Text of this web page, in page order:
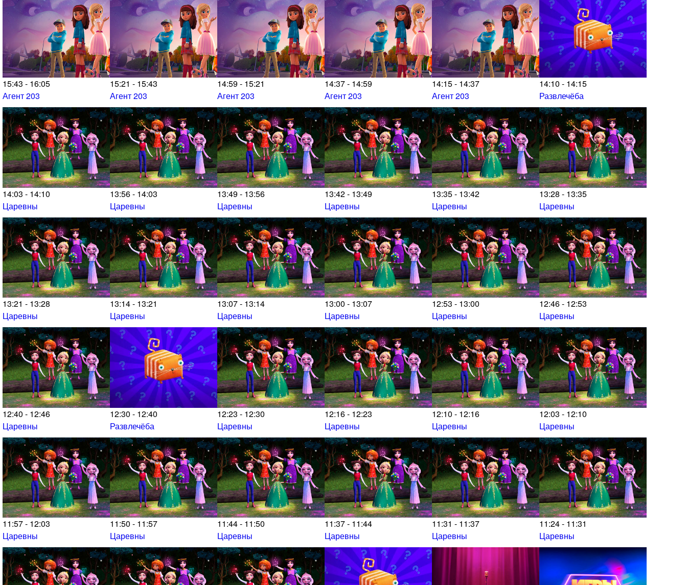
15:43 - 16:05
Агент 203
15:21 - 15:43
Агент 203
14:59 - 15:21
Агент 203
14:37 - 14:59
Агент 203
14:15 - 14:37
Агент 203
14:10 - 14:15
Развлечёба
14:03 - 14:10
Царевны
13:56 - 14:03
Царевны
13:49 - 13:56
Царевны
13:42 - 13:49
Царевны
13:35 - 13:42
Царевны
13:28 - 13:35
Царевны
13:21 - 13:28
Царевны
13:14 - 13:21
Царевны
13:07 - 13:14
Царевны
13:00 - 13:07
Царевны
12:53 - 13:00
Царевны
12:46 - 12:53
Царевны
12:40 - 12:46
Царевны
12:30 - 12:40
Развлечёба
12:23 - 12:30
Царевны
12:16 - 12:23
Царевны
12:10 - 12:16
Царевны
12:03 - 12:10
Царевны
11:57 - 12:03
Царевны
11:50 - 11:57
Царевны
11:44 - 11:50
Царевны
11:37 - 11:44
Царевны
11:31 - 11:37
Царевны
11:24 - 11:31
Царевны